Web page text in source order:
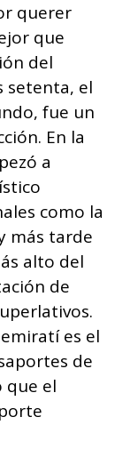
querer
que
del
setenta, el
fue un
En la
a
como la
más tarde
alto del
de
es el
de
que el